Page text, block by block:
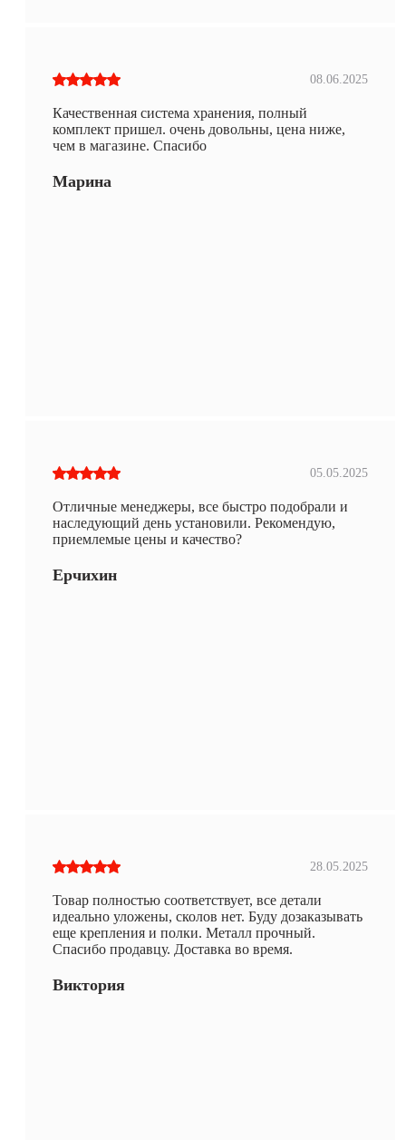
08.06.2025
Качественная система хранения, полный
комплект пришел. очень довольны, цена ниже,
чем в магазине. Спасибо
Марина
05.05.2025
Отличные менеджеры, все быстро подобрали и
наследующий день установили. Рекомендую,
приемлемые цены и качество?
Ерчихин
28.05.2025
Товар полностью соответствует, все детали
идеально уложены, сколов нет. Буду дозаказывать
еще крепления и полки. Металл прочный.
Спасибо продавцу. Доставка во время.
Виктория